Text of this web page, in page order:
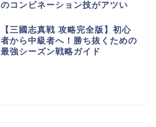
のコンビネーション技がアツい
【三國志真戦 攻略完全版】初心
者から中級者へ！勝ち抜くための
最強シーズン戦略ガイド